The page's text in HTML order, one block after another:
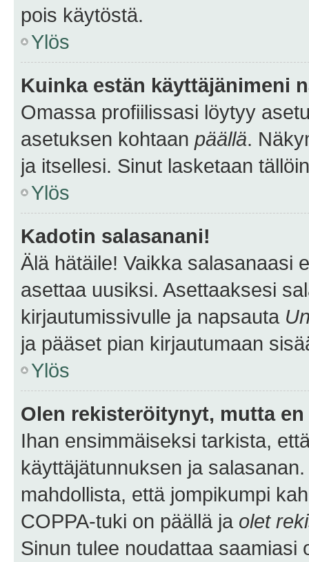
pois käytöstä.
Ylös
Kuinka estän käyttäjänimeni
Omassa profiilissasi löytyy
asetuksen kohtaan päällä.
ja itsellesi. Sinut lasketaan
Ylös
Kadotin salasanani!
Älä hätäile! Vaikka salasanaasi
asettaa uusiksi. Asettaaksesi
kirjautumissivulle ja napsauta
ja pääset pian kirjautumaan
Ylös
Olen rekisteröitynyt, mutta
Ihan ensimmäiseksi tarkista,
käyttäjätunnuksen ja
mahdollista, että jompikumpi
COPPA-tuki on päällä ja olet
Sinun tulee noudattaa saamiasi